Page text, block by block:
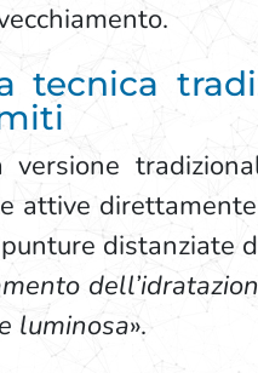
tecnica
versione
attive
distanziate
luminosa».